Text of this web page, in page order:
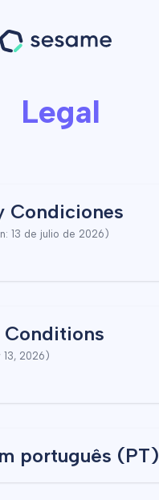
Legal
Condiciones
13 de julio de 2026)
Conditions
13, 2026)
português (PT)